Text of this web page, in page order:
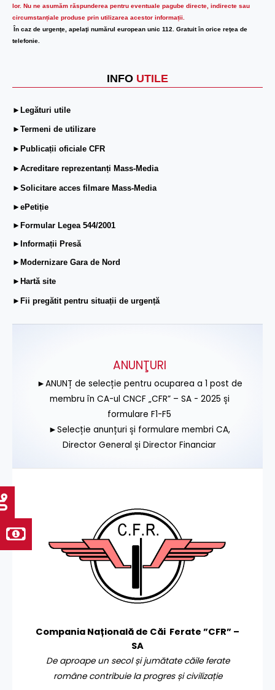
lor. Nu ne asumăm răspunderea pentru eventuale pagube directe, indirecte sau
circumstanțiale produse prin utilizarea acestor informații.
În caz de urgenţe, apelaţi numărul european unic 112. Gratuit în orice reţea de
telefonie.
INFO UTILE
►Legături utile
►Termeni de utilizare
►Publicații oficiale CFR
►Acreditare reprezentanți Mass-Media
►Solicitare acces filmare Mass-Media
►ePetiție
►Formular Legea 544/2001
►Informații Presă
►Modernizare Gara de Nord
►Hartă site
►Fii pregătit pentru situații de urgență
ANUNŢURI
►ANUNȚ de selecție pentru ocuparea a 1 post de
membru în CA-ul CNCF „CFR” – SA - 2025 și
formulare F1-F5
►Selecție anunțuri și formulare membri CA,
Director General și Director Financiar
Compania Națională de Căi Ferate ”CFR” –
SA
De aproape un secol și jumătate căile ferate
române contribuie la progres și civilizație